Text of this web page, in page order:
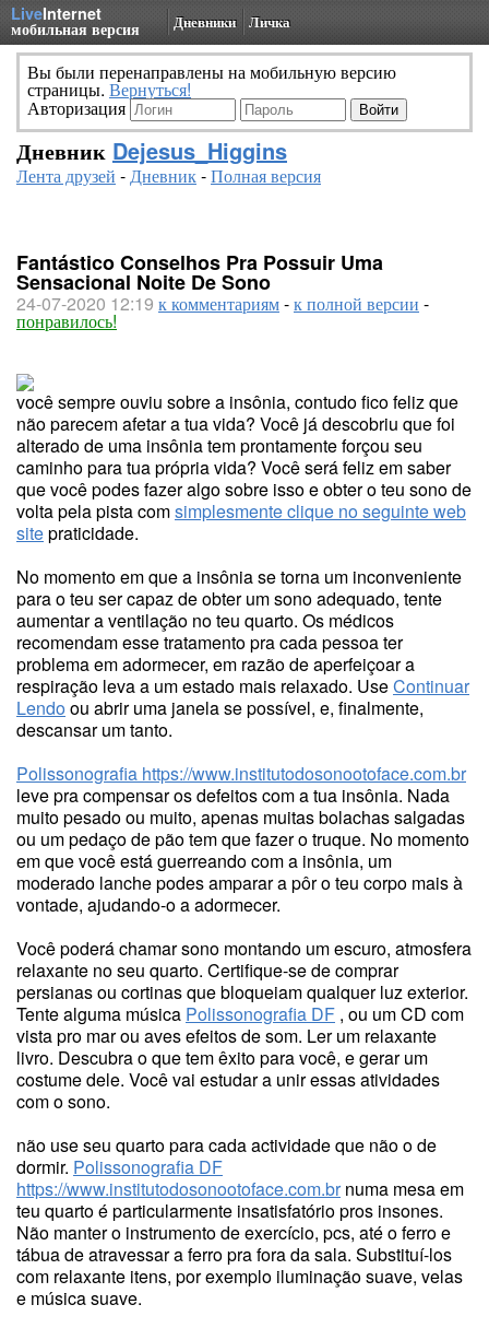
LiveInternet
мобильная версия Дневники Личка
Вы были перенаправлены на мобильную версию
страницы. Вернуться!
Авторизация
Дневник Dejesus_Higgins
Лента друзей -Дневник-Полная версия
Fantástico Conselhos Pra Possuir Uma
Sensacional Noite De Sono
24-07-2020 12:19 к комментариям-к полной версии -
понравилось!
você sempre ouviu sobre a insônia, contudo fico feliz que
não parecem afetar a tua vida? Você já descobriu que foi
alterado de uma insônia tem prontamente forçou seu
caminho para tua própria vida? Você será feliz em saber
que você podes fazer algo sobre isso e obter o teu sono de
volta pela pista comsimplesmente clique no seguinte web
sitepraticidade.
No momento em que a insônia se torna um inconveniente
para o teu ser capaz de obter um sono adequado, tente
aumentar a ventilação no teu quarto. Os médicos
recomendam esse tratamento pra cada pessoa ter
problema em adormecer, em razão de aperfeiçoar a
respiração leva a um estado mais relaxado. UseContinuar
Lendoou abrir uma janela se possível, e, finalmente,
descansar um tanto.
Polissonografia https://www.institutodosonootoface.com.br
leve pra compensar os defeitos com a tua insônia. Nada
muito pesado ou muito, apenas muitas bolachas salgadas
ou um pedaço de pão tem que fazer o truque. No momento
em que você está guerreando com a insônia, um
moderado lanche podes amparar a pôr o teu corpo mais à
vontade, ajudando-o a adormecer.
Você poderá chamar sono montando um escuro, atmosfera
relaxante no seu quarto. Certifique-se de comprar
persianas ou cortinas que bloqueiam qualquer luz exterior.
Tente alguma música Polissonografia DF , ou um CD com
vista pro mar ou aves efeitos de som. Ler um relaxante
livro. Descubra o que tem êxito para você, e gerar um
costume dele. Você vai estudar a unir essas atividades
com o sono.
não use seu quarto para cada actividade que não o de
dormir. Polissonografia DF
https://www.institutodosonootoface.com.brnuma mesa em
teu quarto é particularmente insatisfatório pros insones.
Não manter o instrumento de exercício, pcs, até o ferro e
tábua de atravessar a ferro pra fora da sala. Substituí-los
com relaxante itens, por exemplo iluminação suave, velas
e música suave.